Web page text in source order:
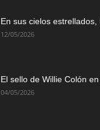
En sus cielos
12/05/2026
El sello de Willie Colón
04/05/2026